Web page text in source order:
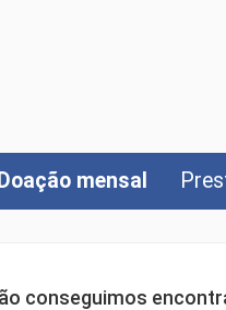
Doação mensal
conseguimos